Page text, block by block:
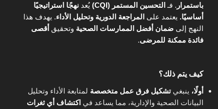
باستمرار . فـ التحسين المستمر (CQI) يُعد نهجًا استراتيجيًا
أساسيًا. يعتمد على المراجعة الدورية وتحليل الأداء. يهدف هذا
النهج إلى ضمان أفضل الممارسات الصحية وتحقيق أقصى
فائدة ممكنة للمرضى.
كيف يتم ذلك؟
أولًا، ينبغيتشكيل فرق عمل متخصصة لمتابعة الأداء وتحليل
البيانات الصحية والإدارية، مما يساعد في اكتشاف أي ثغرات